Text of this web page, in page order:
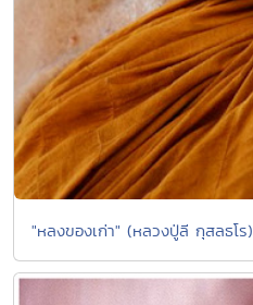
"หลงของเก่า" (หลวงปู่ลี กุสลธโร)